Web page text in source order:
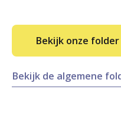
Bekijk onze folder
Bekijk de algemene